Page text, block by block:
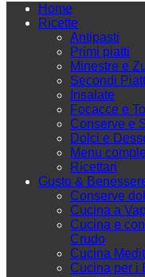
Home
Ricette
Antipasti
Primi piatti
Minestre e
Secondi
Insalate
Focacce e
Conserve e
Dolci e
Menu
Ricettari
Gusto &
Conserve
Cucina a
Cucina e
Crudo
Cucina
Cucina per i